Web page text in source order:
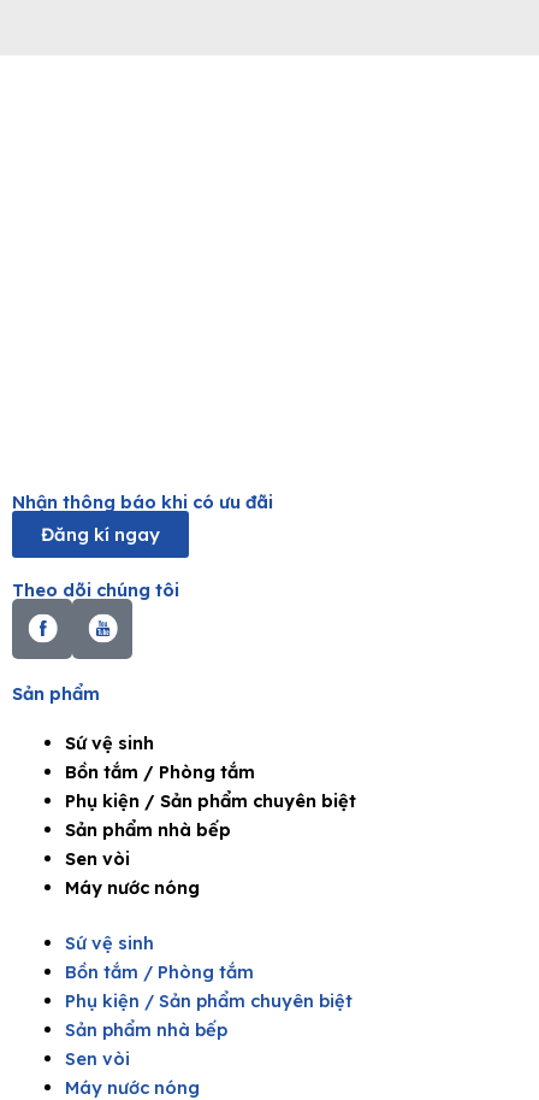
Nhận thông báo khi có ưu đãi
Đăng kí ngay
Theo dõi chúng tôi
Sản phẩm
Sứ vệ sinh
Bồn tắm / Phòng tắm
Phụ kiện / Sản phẩm chuyên biệt
Sản phẩm nhà bếp
Sen vòi
Máy nước nóng
Sứ vệ sinh
Bồn tắm / Phòng tắm
Phụ kiện / Sản phẩm chuyên biệt
Sản phẩm nhà bếp
Sen vòi
Máy nước nóng